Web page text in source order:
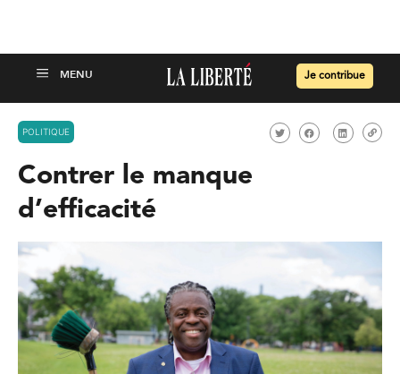
Je contribue
POLITIQUE
Contrer le manque
d’efficacité